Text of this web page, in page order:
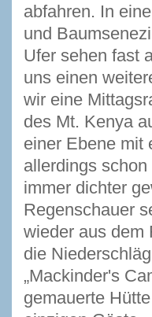
abfahren. In
und
Ufer sehen fast
uns einen
wir eine
des Mt. Kenya
einer Ebene mit
allerdings
immer dichter
Regenschauer
wieder aus dem
die
„Mackinder's
gemauerte